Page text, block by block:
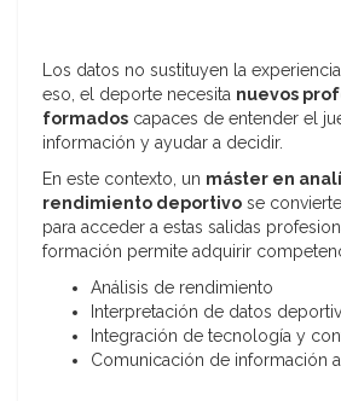
Los datos no sustituyen la
eso, el deporte necesita nuevos
formados capaces de entender el
información y ayudar a decidir.
En este contexto, un máster en
rendimiento deportivo se
para acceder a estas salidas
formación permite adquirir
Análisis de rendimiento
Interpretación de datos
Integración de tecnología y
Comunicación de información